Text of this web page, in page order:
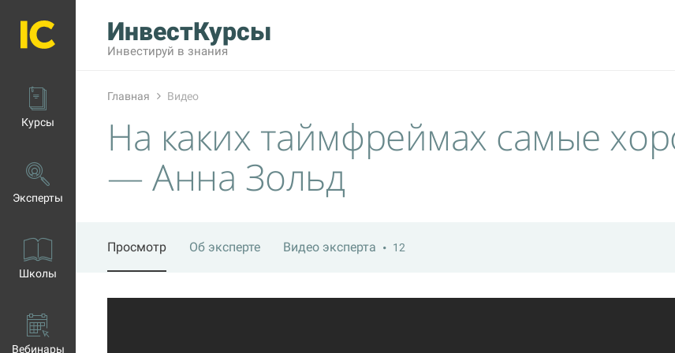
Курсы
Эксперты
Школы
Вебинары
ИнвестКурсы
Инвестируй в знания
Главная Видео
На каких таймфреймах самые
— Анна Зольд
Просмотр Об эксперте Видео эксперта 12